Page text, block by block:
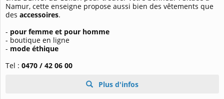
Namur, cette enseigne propose aussi bien des vêtements que
des accessoires.
- pour femme et pour homme
- boutique en ligne
- mode éthique
Tel : 0470 / 42 06 00
Plus d'infos